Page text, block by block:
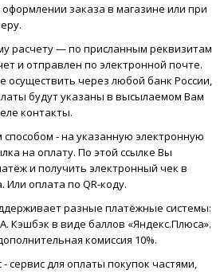
заказа в магазине или при
расчету — по присланным реквизитам
и отправлен по электронной почте.
осуществить через любой банк России,
будут указаны в высылаемом Вам
контакты.
- на указанную электронную
на оплату. По этой ссылке Вы
и получить электронный чек в
оплата по QR-коду.
разные платёжные системы:
Кэшбэк в виде баллов «Яндекс.Плюса».
комиссия 10%.
сервис для оплаты покупок частями,